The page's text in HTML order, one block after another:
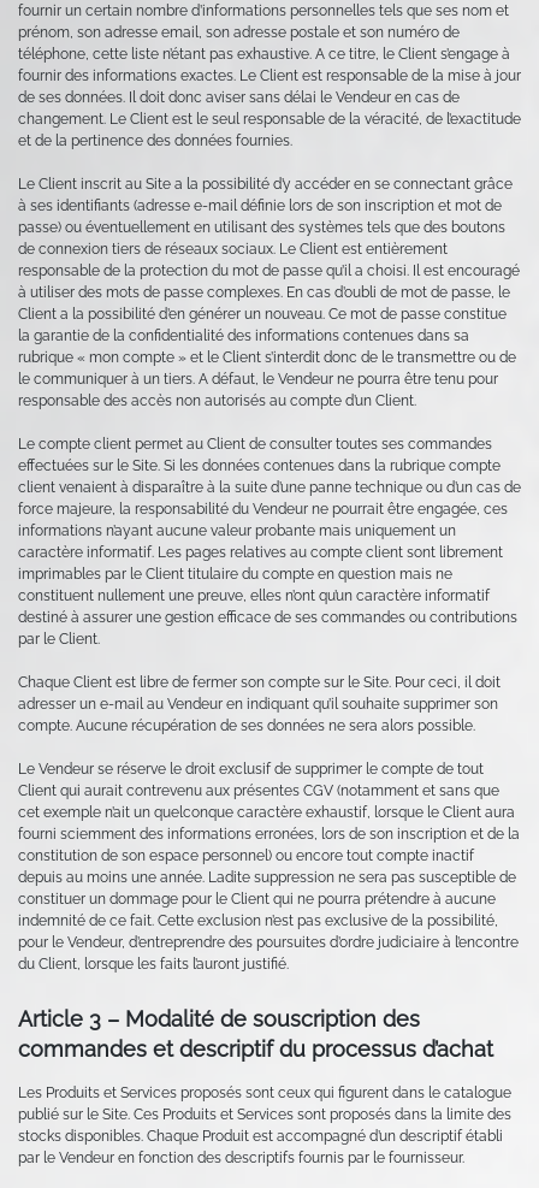
fournir un certain nombre d’informations personnelles tels que ses nom et
prénom, son adresse email, son adresse postale et son numéro de
téléphone, cette liste n’étant pas exhaustive. A ce titre, le Client s’engage à
fournir des informations exactes. Le Client est responsable de la mise à jour
de ses données. Il doit donc aviser sans délai le Vendeur en cas de
changement. Le Client est le seul responsable de la véracité, de l’exactitude
et de la pertinence des données fournies.
Le Client inscrit au Site a la possibilité d’y accéder en se connectant grâce
à ses identifiants (adresse e-mail définie lors de son inscription et mot de
passe) ou éventuellement en utilisant des systèmes tels que des boutons
de connexion tiers de réseaux sociaux. Le Client est entièrement
responsable de la protection du mot de passe qu’il a choisi. Il est encouragé
à utiliser des mots de passe complexes. En cas d’oubli de mot de passe, le
Client a la possibilité d’en générer un nouveau. Ce mot de passe constitue
la garantie de la confidentialité des informations contenues dans sa
rubrique « mon compte » et le Client s’interdit donc de le transmettre ou de
le communiquer à un tiers. A défaut, le Vendeur ne pourra être tenu pour
responsable des accès non autorisés au compte d’un Client.
Le compte client permet au Client de consulter toutes ses commandes
effectuées sur le Site. Si les données contenues dans la rubrique compte
client venaient à disparaître à la suite d’une panne technique ou d’un cas de
force majeure, la responsabilité du Vendeur ne pourrait être engagée, ces
informations n’ayant aucune valeur probante mais uniquement un
caractère informatif. Les pages relatives au compte client sont librement
imprimables par le Client titulaire du compte en question mais ne
constituent nullement une preuve, elles n’ont qu’un caractère informatif
destiné à assurer une gestion efficace de ses commandes ou contributions
par le Client.
Chaque Client est libre de fermer son compte sur le Site. Pour ceci, il doit
adresser un e-mail au Vendeur en indiquant qu’il souhaite supprimer son
compte. Aucune récupération de ses données ne sera alors possible.
Le Vendeur se réserve le droit exclusif de supprimer le compte de tout
Client qui aurait contrevenu aux présentes CGV (notamment et sans que
cet exemple n’ait un quelconque caractère exhaustif, lorsque le Client aura
fourni sciemment des informations erronées, lors de son inscription et de la
constitution de son espace personnel) ou encore tout compte inactif
depuis au moins une année. Ladite suppression ne sera pas susceptible de
constituer un dommage pour le Client qui ne pourra prétendre à aucune
indemnité de ce fait. Cette exclusion n’est pas exclusive de la possibilité,
pour le Vendeur, d’entreprendre des poursuites d’ordre judiciaire à l’encontre
du Client, lorsque les faits l’auront justifié.
Article 3 – Modalité de souscription des
commandes et descriptif du processus d’achat
Les Produits et Services proposés sont ceux qui figurent dans le catalogue
publié sur le Site. Ces Produits et Services sont proposés dans la limite des
stocks disponibles. Chaque Produit est accompagné d’un descriptif établi
par le Vendeur en fonction des descriptifs fournis par le fournisseur.